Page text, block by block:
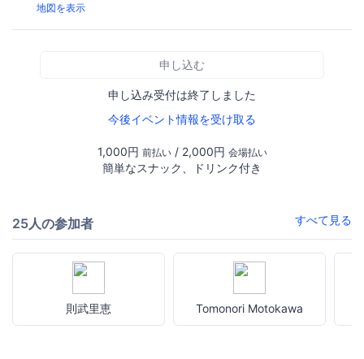
地図を表示
申し込む
申し込み受付は終了しました
今後イベント情報を受け取る
1,000円 前払い/ 2,000円 会場払い
簡単なスナック、ドリンク付き
25人の参加者 すべて見る
則武里恵 Tomonori Motokawa